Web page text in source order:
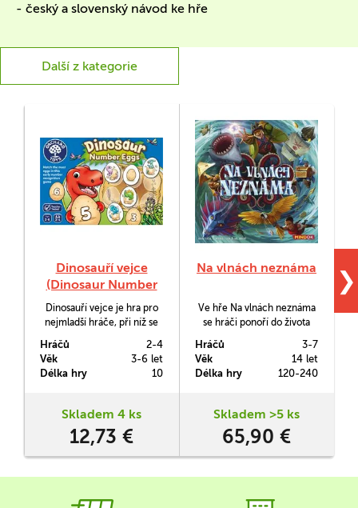
- český a slovenský návod ke hře
Další z kategorie
Dinosauří vejce
(Dinosaur Number
Eggs)
Dinosauří vejce je hra pro
nejmladší hráče, při níž se
Posbírejte nejrychleji vejce
s roztomilými dinosauříky.
Dávejte však pozor na T-
Hráčů
2-4
Věk
3-6 let
Délka hry
10
Skladem 4 ks
12,73 €
Na vlnách neznáma
Ve hře Na vlnách neznáma
se hráči ponoří do života
nejskvělejší lodi, jaká se kdy
plavila po všech sedmi
mořích. Dobrá, možná to
vlastně se tomu ani neblíží,
nejhorší! Zahrajte si
Hráčů
3-7
Věk
14 let
Délka hry
120-240
Skladem >5 ks
65,90 €
❯